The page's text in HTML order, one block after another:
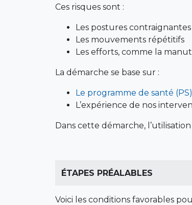
Ces risques sont :
Les postures contraignantes
Les mouvements répétitifs
Les efforts, comme la
La démarche se base sur :
Le programme de santé (PS)
L’expérience de nos
Dans cette démarche,
ÉTAPES PRÉALABLES
Voici les conditions favorables